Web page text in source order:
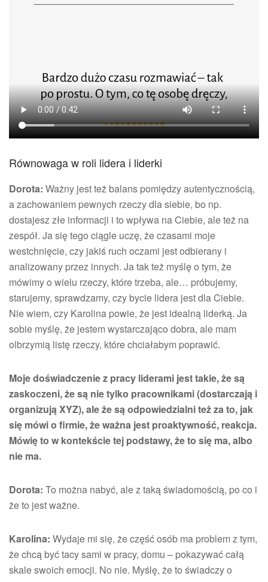
Równowaga w roli lidera i liderki
Dorota: Ważny jest też balans pomiędzy autentycznością,
a zachowaniem pewnych rzeczy dla siebie, bo np.
dostajesz złe informacji i to wpływa na Ciebie, ale też na
zespół. Ja się tego ciągle uczę, że czasami moje
westchnięcie, czy jakiś ruch oczami jest odbierany i
analizowany przez innych. Ja tak też myślę o tym, że
mówimy o wielu rzeczy, które trzeba, ale… próbujemy,
starujemy, sprawdzamy, czy bycie lidera jest dla Ciebie.
Nie wiem, czy Karolina powie, że jest idealną liderką. Ja
sobie myślę, że jestem wystarczająco dobra, ale mam
olbrzymią listę rzeczy, które chciałabym poprawić.
Moje doświadczenie z pracy liderami jest takie, że są
zaskoczeni, że są nie tylko pracownikami (dostarczają i
organizują XYZ), ale że są odpowiedzialni też za to, jak
się mówi o firmie, że ważna jest proaktywność, reakcja.
Mówię to w kontekście tej podstawy, że to się ma, albo
nie ma.
Dorota: To można nabyć, ale z taką świadomością, po co i
że to jest ważne.
Karolina: Wydaje mi się, że część osób ma problem z tym,
że chcą być tacy sami w pracy, domu – pokazywać całą
skale swoich emocji. No nie. Myślę, że to świadczy o